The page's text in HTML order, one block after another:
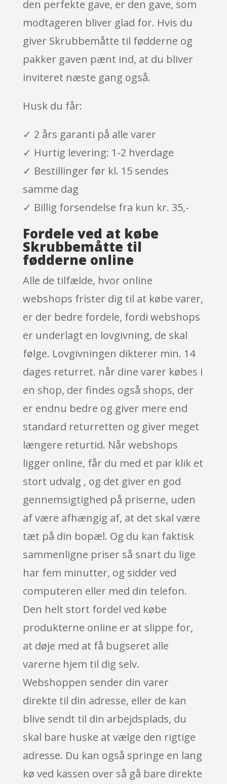
den perfekte gave, er den gave, som
modtageren bliver glad for. Hvis du
giver Skrubbemåtte til fødderne og
pakker gaven pænt ind, at du bliver
inviteret næste gang også.
Husk du får:
✓ 2 års garanti på alle varer
✓ Hurtig levering: 1-2 hverdage
✓ Bestillinger før kl. 15 sendes
samme dag
✓ Billig forsendelse fra kun kr. 35,-
Fordele ved at købe
Skrubbemåtte til
fødderne online
Alle de tilfælde, hvor online
webshops frister dig til at købe varer,
er der bedre fordele, fordi webshops
er underlagt en lovgivning, de skal
følge. Lovgivningen dikterer min. 14
dages returret. når dine varer købes i
en shop, der findes også shops, der
er endnu bedre og giver mere end
standard returretten og giver meget
længere returtid. Når webshops
ligger online, får du med et par klik et
stort udvalg , og det giver en god
gennemsigtighed på priserne, uden
af være afhængig af, at det skal være
tæt på din bopæl. Og du kan faktisk
sammenligne priser så snart du lige
har fem minutter, og sidder ved
computeren eller med din telefon.
Den helt stort fordel ved købe
produkterne online er at slippe for,
at døje med at få bugseret alle
varerne hjem til dig selv.
Webshoppen sender din varer
direkte til din adresse, eller de kan
blive sendt til din arbejdsplads, du
skal bare huske at vælge den rigtige
adresse. Du kan også springe en lang
kø ved kassen over så gå bare direkte